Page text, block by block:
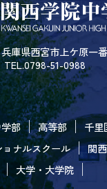
庫県西宮市上ケ原一
TEL.0798-51-0988
部 高等部
千里
ナルスクール
関
大学・大学院